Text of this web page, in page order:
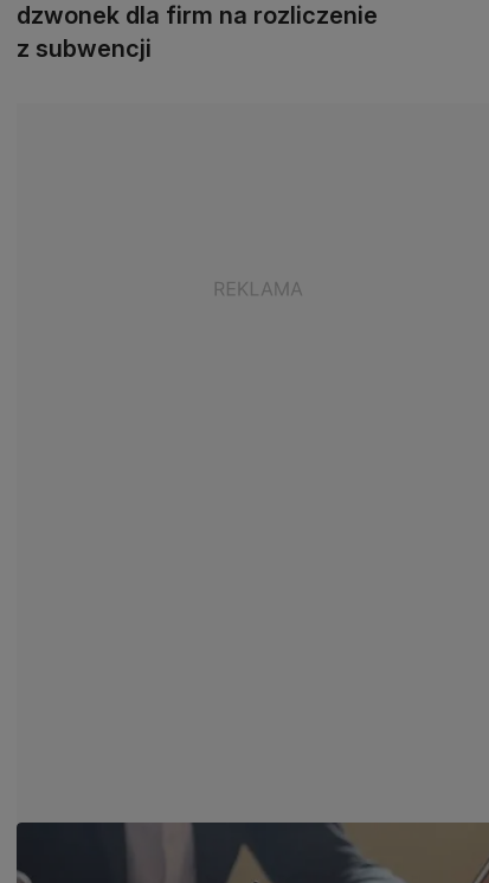
dzwonek dla firm na rozliczenie
z subwencji